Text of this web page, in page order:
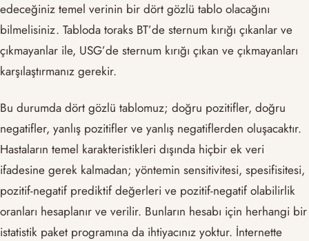
edeceğiniz temel verinin bir dört gözlü tablo olacağını
bilmelisiniz. Tabloda toraks BT’de sternum kırığı çıkanlar ve
çıkmayanlar ile, USG’de sternum kırığı çıkan ve çıkmayanları
karşılaştırmanız gerekir.
Bu durumda dört gözlü tablomuz; doğru pozitifler, doğru
negatifler, yanlış pozitifler ve yanlış negatiflerden oluşacaktır.
Hastaların temel karakteristikleri dışında hiçbir ek veri
ifadesine gerek kalmadan; yöntemin sensitivitesi, spesifisitesi,
pozitif-negatif prediktif değerleri ve pozitif-negatif olabilirlik
oranları hesaplanır ve verilir. Bunların hesabı için herhangi bir
istatistik paket programına da ihtiyacınız yoktur. İnternette